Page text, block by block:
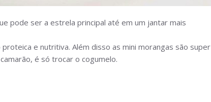
pode ser a estrela principal até em um jantar mais
e nutritiva. Além disso as mini morangas são super
é só trocar o cogumelo.